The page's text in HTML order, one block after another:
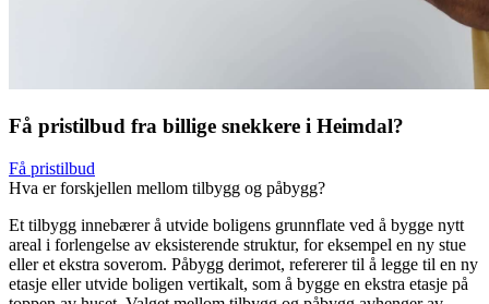
Få pristilbud fra billige snekkere i Heimdal?
Få pristilbud
Hva er forskjellen mellom tilbygg og påbygg?
Et tilbygg innebærer å utvide boligens grunnflate ved å bygge nytt
areal i forlengelse av eksisterende struktur, for eksempel en ny stue
eller et ekstra soverom. Påbygg derimot, refererer til å legge til en ny
etasje eller utvide boligen vertikalt, som å bygge en ekstra etasje på